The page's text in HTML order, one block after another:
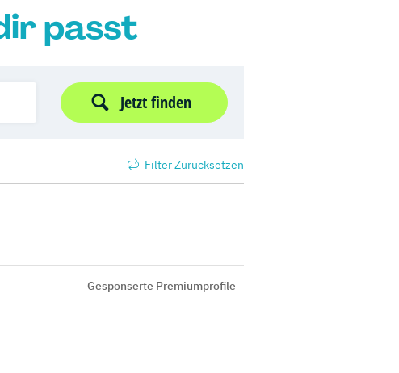
passt
Jetzt finden
Filter Zurücksetzen
Gesponserte Premiumprofile